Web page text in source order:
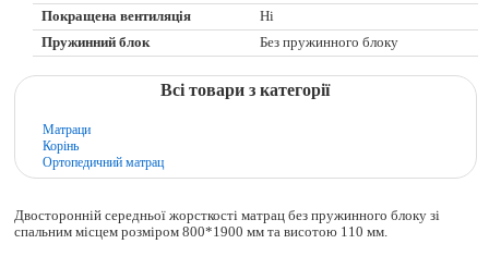
Покращена вентиляція
Ні
Пружинний блок
Без пружинного блоку
Всі товари з категорії
Матраци
Корінь
Ортопедичний матрац
Двосторонній середньої жорсткості матрац без пружинного блоку зі
спальним місцем розміром 800*1900 мм та висотою 110 мм.